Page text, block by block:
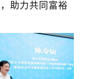
助力共同富裕